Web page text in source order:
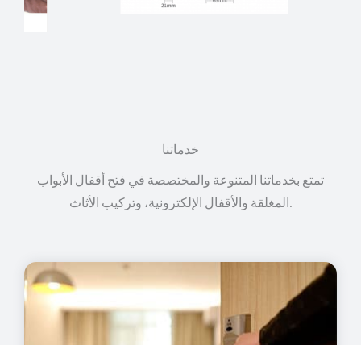
خدماتنا
تمتع بخدماتنا المتنوعة والمختصصة في فتح أقفال الأبواب